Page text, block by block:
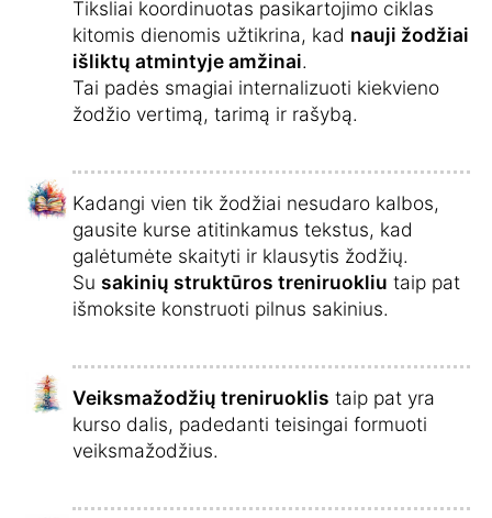
Tiksliai koordinuotas pasikartojimo ciklas
kitomis dienomis užtikrina, kad nauji žodžiai
išliktų atmintyje amžinai.
Tai padės smagiai internalizuoti kiekvieno
žodžio vertimą, tarimą ir rašybą.
Kadangi vien tik žodžiai nesudaro kalbos,
gausite kurse atitinkamus tekstus, kad
galėtumėte skaityti ir klausytis žodžių.
Su sakinių struktūros treniruokliu taip pat
išmoksite konstruoti pilnus sakinius.
Veiksmažodžių treniruoklis taip pat yra
kurso dalis, padedanti teisingai formuoti
veiksmažodžius.